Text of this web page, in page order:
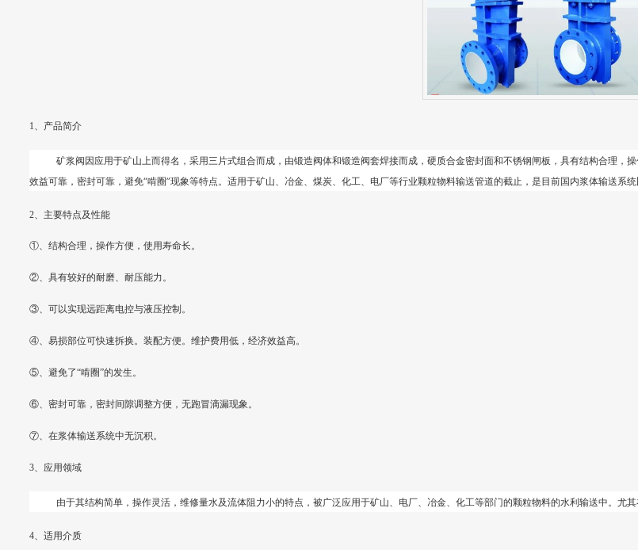
1、产品简介
矿浆阀因应用于矿山上而得名，采用三片式组合而成，由锻造阀体和锻造阀套焊接而成，硬质合金密封面和不锈钢闸板，具有结构合理
效益可靠，密封可靠，避免“啃圈”现象等特点。适用于矿山、冶金、煤炭、化工、电厂等行业颗粒物料输送管道的截止，是目前国内浆体输送系统
2、主要特点及性能
①、结构合理，操作方便，使用寿命长。
②、具有较好的耐磨、耐压能力。
③、可以实现远距离电控与液压控制。
④、易损部位可快速拆换。装配方便。维护费用低，经济效益高。
⑤、避免了“啃圈”的发生。
⑥、密封可靠，密封间隙调整方便，无跑冒滴漏现象。
⑦、在浆体输送系统中无沉积。
3、应用领域
由于其结构简单，操作灵活，维修量水及流体阻力小的特点，被广泛应用于矿山、电厂、冶金、化工等部门的颗粒物料的水利输送中。尤
4、适用介质